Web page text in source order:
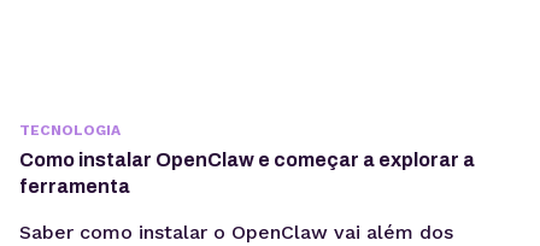
TECNOLOGIA
Como instalar OpenClaw e começar a explorar a
ferramenta
Saber como instalar o OpenClaw vai além dos